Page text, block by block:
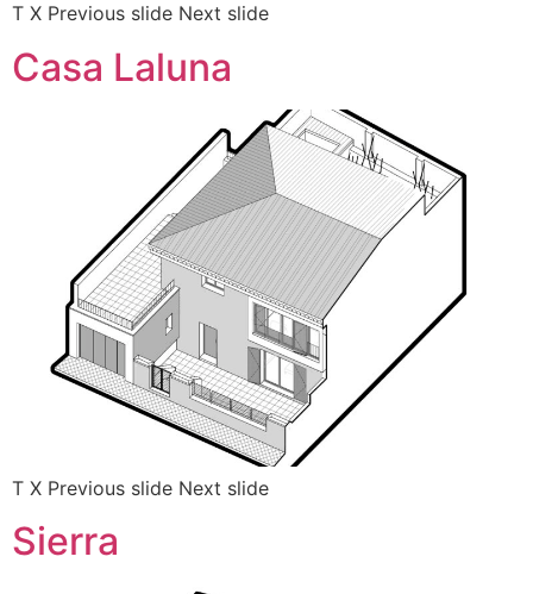
T X Previous slide Next slide
Casa Laluna
T X Previous slide Next slide
Sierra